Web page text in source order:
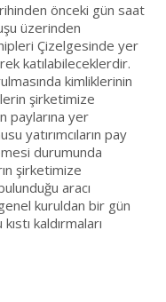
önceki gün saat
üzerinden
Çizelgesinde yer
katılabileceklerdir.
kimliklerinin
şirketimize
paylarına yer
yatırımcıların pay
durumunda
şirketimize
aracı
kuruldan bir gün
kaldırmaları